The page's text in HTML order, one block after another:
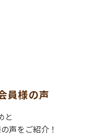
員様の声
と
声をご紹介！